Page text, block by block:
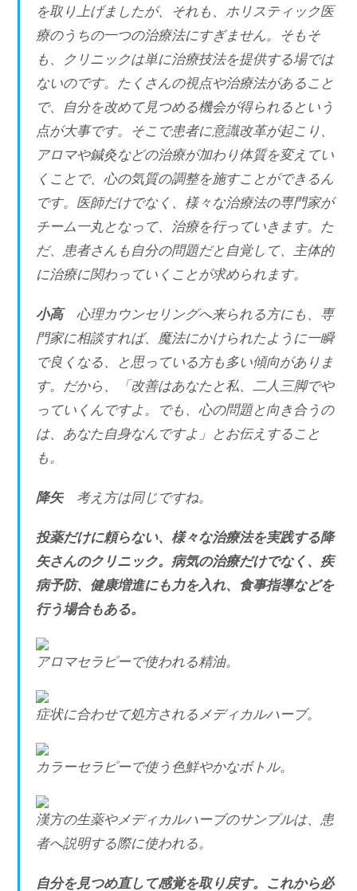
を取り上げましたが、それも、ホリスティック医
療のうちの一つの治療法にすぎません。そもそ
も、クリニックは単に治療技法を提供する場では
ないのです。たくさんの視点や治療法があること
で、自分を改めて見つめる機会が得られるという
点が大事です。そこで患者に意識改革が起こり、
アロマや鍼灸などの治療が加わり体質を変えてい
くことで、心の気質の調整を施すことができるん
です。医師だけでなく、様々な治療法の専門家が
チーム一丸となって、治療を行っていきます。た
だ、患者さんも自分の問題だと自覚して、主体的
に治療に関わっていくことが求められます。
小高心理カウンセリングへ来られる方にも、専
門家に相談すれば、魔法にかけられたように一瞬
で良くなる、と思っている方も多い傾向がありま
す。だから、「改善はあなたと私、二人三脚でや
っていくんですよ。でも、心の問題と向き合うの
は、あなた自身なんですよ」とお伝えすること
も。
降矢 考え方は同じですね。
投薬だけに頼らない、様々な治療法を実践する降
矢さんのクリニック。病気の治療だけでなく、疾
病予防、健康増進にも力を入れ、食事指導などを
行う場合もある。
アロマセラピーで使われる精油。
症状に合わせて処方されるメディカルハーブ。
カラーセラピーで使う色鮮やかなボトル。
漢方の生薬やメディカルハーブのサンプルは、患
者へ説明する際に使われる。
自分を見つめ直して感覚を取り戻す。これから必